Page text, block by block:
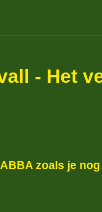
- Het
zoals je